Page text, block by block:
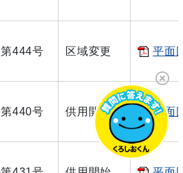
第444号 区域変更 平面
第440号 供用開始 平面